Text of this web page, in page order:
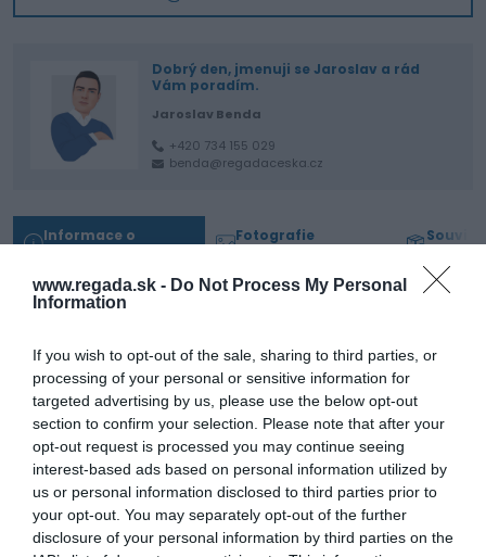
www.regada.sk - Do Not Process My Personal
Information
If you wish to opt-out of the sale, sharing to third parties, or
processing of your personal or sensitive information for
targeted advertising by us, please use the below opt-out
section to confirm your selection. Please note that after your
opt-out request is processed you may continue seeing
interest-based ads based on personal information utilized by
us or personal information disclosed to third parties prior to
your opt-out. You may separately opt-out of the further
disclosure of your personal information by third parties on the
Dobrý den, jmenuji se Jaroslav a rád
Vám poradím.
Jaroslav Benda
+420 734 155 029
benda@regadaceska.cz
Informace o
Fotografie
Séria regulátorov tlaku Vesta TU je koncipovaná pre trvanlivosť a dlhú životnosť.
TU-4, TU-4H a TU-5 k dispozícii verzie kovových ovládacích prvkov s prizmatickým
indikátorom. Nakoniec, aby sa pridala väčšia pevnosť a lepšia kontrola výstupu,
regulátory tlaku sú ovládané acetálovým polymérovým piestom s NBR tesnením.
Soubory ke stažení
Katalógový list